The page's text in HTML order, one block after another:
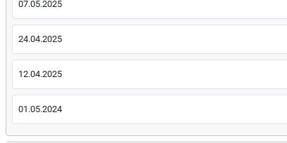
07.05.2025
24.04.2025
12.04.2025
01.05.2024